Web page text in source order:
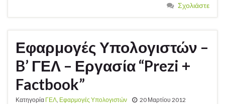
Σχολιάστε
Εφαρμογές Υπολογιστών –
B’ ΓΕΛ – Εργασία “Prezi +
Factbook”
Κατηγορία ΓΕΛ Εφαρμογές Υπολογιστών 20 Μαρτίου 2012